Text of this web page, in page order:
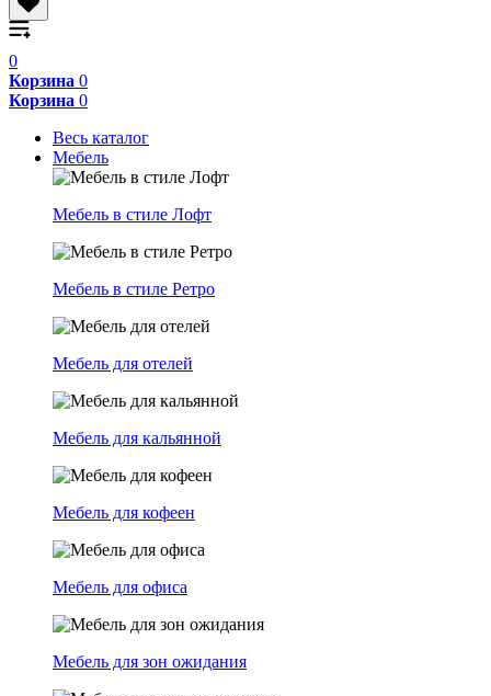
0
Корзина 0
Корзина 0
Весь каталог
Мебель
Мебель в стиле Лофт
Мебель в стиле Ретро
Мебель для отелей
Мебель для кальянной
Мебель для кофеен
Мебель для офиса
Мебель для зон ожидания